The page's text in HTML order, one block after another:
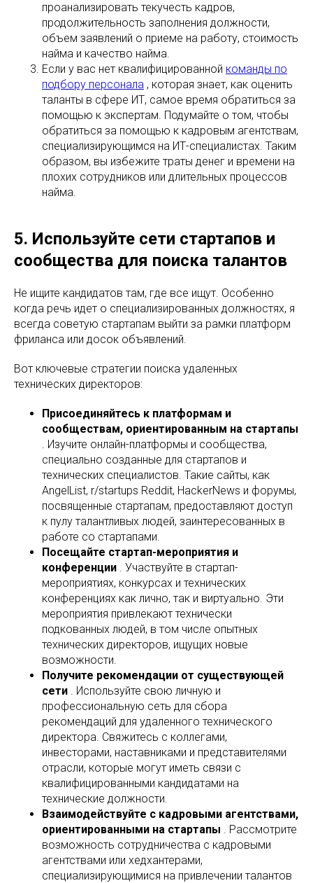
проанализировать текучесть кадров,
продолжительность заполнения должности,
объем заявлений о приеме на работу, стоимость
найма и качество найма.
Если у вас нет квалифицированной команды по
подбору персонала , которая знает, как оценить
таланты в сфере ИТ, самое время обратиться за
помощью к экспертам. Подумайте о том, чтобы
обратиться за помощью к кадровым агентствам,
специализирующимся на ИТ-специалистах. Таким
образом, вы избежите траты денег и времени на
плохих сотрудников или длительных процессов
найма.
5. Используйте сети стартапов и
сообщества для поиска талантов
Не ищите кандидатов там, где все ищут. Особенно
когда речь идет о специализированных должностях, я
всегда советую стартапам выйти за рамки платформ
фриланса или досок объявлений.
Вот ключевые стратегии поиска удаленных
технических директоров:
Присоединяйтесь к платформам и
сообществам, ориентированным на стартапы
. Изучите онлайн-платформы и сообщества,
специально созданные для стартапов и
технических специалистов. Такие сайты, как
AngelList, r/startups Reddit, HackerNews и форумы,
посвященные стартапам, предоставляют доступ
к пулу талантливых людей, заинтересованных в
работе со стартапами.
Посещайте стартап-мероприятия и
конференции . Участвуйте в стартап-
мероприятиях, конкурсах и технических
конференциях как лично, так и виртуально. Эти
мероприятия привлекают технически
подкованных людей, в том числе опытных
технических директоров, ищущих новые
возможности.
Получите рекомендации от существующей
сети . Используйте свою личную и
профессиональную сеть для сбора
рекомендаций для удаленного технического
директора. Свяжитесь с коллегами,
инвесторами, наставниками и представителями
отрасли, которые могут иметь связи с
квалифицированными кандидатами на
технические должности.
Взаимодействуйте с кадровыми агентствами,
ориентированными на стартапы . Рассмотрите
возможность сотрудничества с кадровыми
агентствами или хедхантерами,
специализирующимися на привлечении талантов